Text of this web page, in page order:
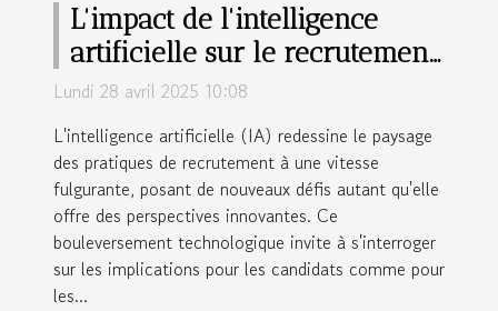
L'impact de l'intelligence
artificielle sur le recrutement
et comment s'y adapter
Lundi 28 avril 2025 10:08
L'intelligence artificielle (IA) redessine le paysage
des pratiques de recrutement à une vitesse
fulgurante, posant de nouveaux défis autant qu'elle
offre des perspectives innovantes. Ce
bouleversement technologique invite à s'interroger
sur les implications pour les candidats comme pour
les...